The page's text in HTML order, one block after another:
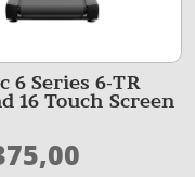
6 Series 6-TR
16 Touch Screen